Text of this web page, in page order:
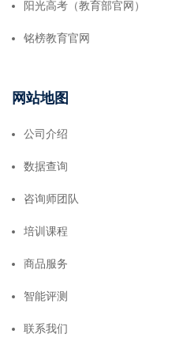
阳光高考（教育部官网）
铭榜教育官网
网站地图
公司介绍
数据查询
咨询师团队
培训课程
商品服务
智能评测
联系我们